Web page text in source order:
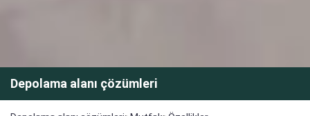
Depolama alanı çözümleri